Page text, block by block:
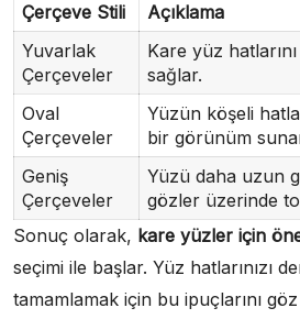
Çerçeve Stili
Açıklama
Yuvarlak
Çerçeveler
Kare yüz
sağlar.
Oval
Çerçeveler
Yüzün köşeli
bir görünüm
Geniş
Çerçeveler
Yüzü daha uzun
gözler üzerinde
Sonuç olarak, kare yüzler için
seçimi ile başlar. Yüz hatlarınızı
tamamlamak için bu ipuçlarını